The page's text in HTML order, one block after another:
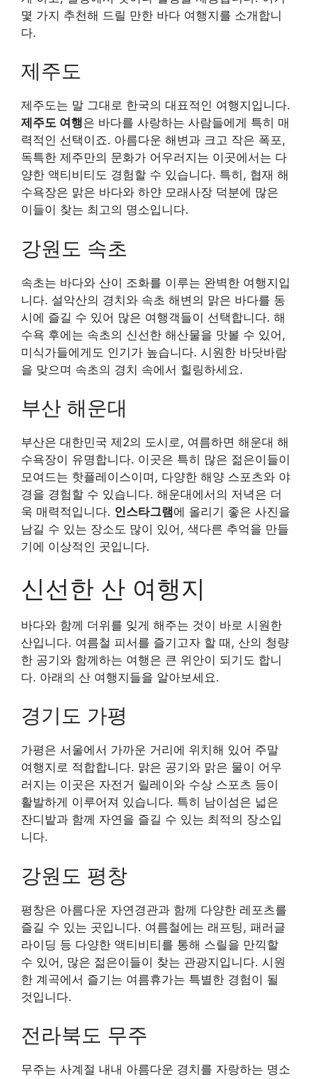
몇 가지 추천해 드릴 만한 바다 여행지를 소개합니
다.
제주도
제주도는 말 그대로 한국의 대표적인 여행지입니다.
제주도 여행은 바다를 사랑하는 사람들에게 특히 매
력적인 선택이죠. 아름다운 해변과 크고 작은 폭포,
독특한 제주만의 문화가 어우러지는 이곳에서는 다
양한 액티비티도 경험할 수 있습니다. 특히, 협재 해
수욕장은 맑은 바다와 하얀 모래사장 덕분에 많은
이들이 찾는 최고의 명소입니다.
강원도 속초
속초는 바다와 산이 조화를 이루는 완벽한 여행지입
니다. 설악산의 경치와 속초 해변의 맑은 바다를 동
시에 즐길 수 있어 많은 여행객들이 선택합니다. 해
수욕 후에는 속초의 신선한 해산물을 맛볼 수 있어,
미식가들에게도 인기가 높습니다. 시원한 바닷바람
을 맞으며 속초의 경치 속에서 힐링하세요.
부산 해운대
부산은 대한민국 제2의 도시로, 여름하면 해운대 해
수욕장이 유명합니다. 이곳은 특히 많은 젊은이들이
모여드는 핫플레이스이며, 다양한 해양 스포츠와 야
경을 경험할 수 있습니다. 해운대에서의 저녁은 더
욱 매력적입니다. 인스타그램에 올리기 좋은 사진을
남길 수 있는 장소도 많이 있어, 색다른 추억을 만들
기에 이상적인 곳입니다.
신선한 산 여행지
바다와 함께 더위를 잊게 해주는 것이 바로 시원한
산입니다. 여름철 피서를 즐기고자 할 때, 산의 청량
한 공기와 함께하는 여행은 큰 위안이 되기도 합니
다. 아래의 산 여행지들을 알아보세요.
경기도 가평
가평은 서울에서 가까운 거리에 위치해 있어 주말
여행지로 적합합니다. 맑은 공기와 맑은 물이 어우
러지는 이곳은 자전거 릴레이와 수상 스포츠 등이
활발하게 이루어져 있습니다. 특히 남이섬은 넓은
잔디밭과 함께 자연을 즐길 수 있는 최적의 장소입
니다.
강원도 평창
평창은 아름다운 자연경관과 함께 다양한 레포츠를
즐길 수 있는 곳입니다. 여름철에는 래프팅, 패러글
라이딩 등 다양한 액티비티를 통해 스릴을 만끽할
수 있어, 많은 젊은이들이 찾는 관광지입니다. 시원
한 계곡에서 즐기는 여름휴가는 특별한 경험이 될
것입니다.
전라북도 무주
무주는 사계절 내내 아름다운 경치를 자랑하는 명소